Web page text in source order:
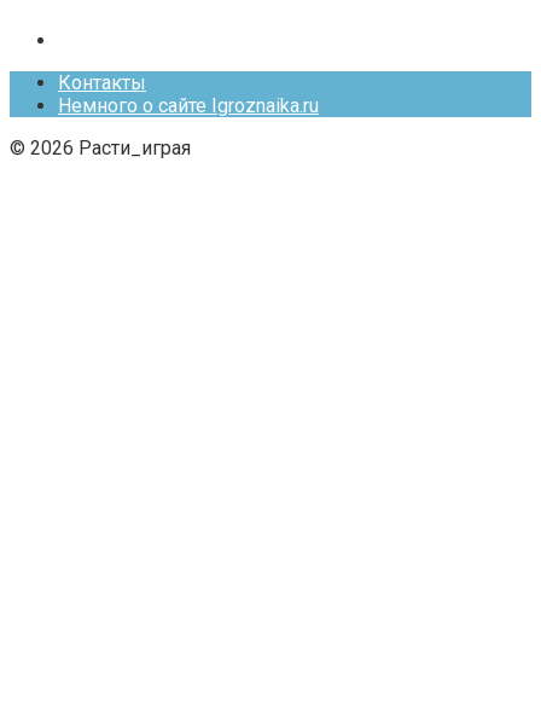
Контакты
Немного о сайте Igroznaika.ru
© 2026 Расти_играя